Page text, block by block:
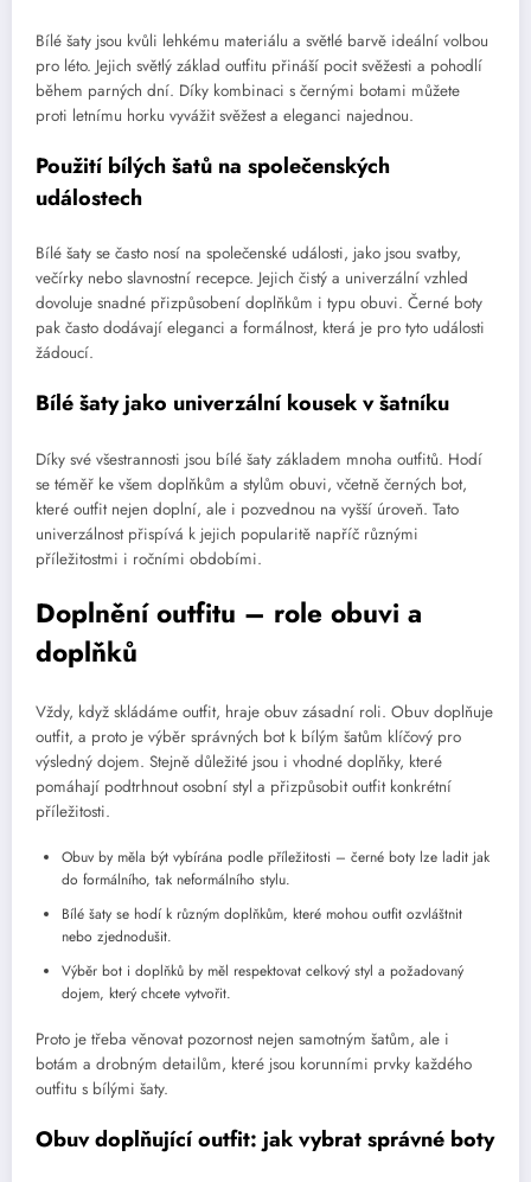
Bílé šaty jsou kvůli lehkému materiálu a světlé barvě ideální volbou
pro léto. Jejich světlý základ outfitu přináší pocit svěžesti a pohodlí
během parných dní. Díky kombinaci s černými botami můžete
proti letnímu horku vyvážit svěžest a eleganci najednou.
Použití bílých šatů na společenských
událostech
Bílé šaty se často nosí na společenské události, jako jsou svatby,
večírky nebo slavnostní recepce. Jejich čistý a univerzální vzhled
dovoluje snadné přizpůsobení doplňkům i typu obuvi. Černé boty
pak často dodávají eleganci a formálnost, která je pro tyto události
žádoucí.
Bílé šaty jako univerzální kousek v šatníku
Díky své všestrannosti jsou bílé šaty základem mnoha outfitů. Hodí
se téměř ke všem doplňkům a stylům obuvi, včetně černých bot,
které outfit nejen doplní, ale i pozvednou na vyšší úroveň. Tato
univerzálnost přispívá k jejich popularitě napříč různými
příležitostmi i ročními obdobími.
Doplnění outfitu – role obuvi a
doplňků
Vždy, když skládáme outfit, hraje obuv zásadní roli. Obuv doplňuje
outfit, a proto je výběr správných bot k bílým šatům klíčový pro
výsledný dojem. Stejně důležité jsou i vhodné doplňky, které
pomáhají podtrhnout osobní styl a přizpůsobit outfit konkrétní
příležitosti.
Obuv by měla být vybírána podle příležitosti – černé boty lze ladit jak
do formálního, tak neformálního stylu.
Bílé šaty se hodí k různým doplňkům, které mohou outfit ozvláštnit
nebo zjednodušit.
Výběr bot i doplňků by měl respektovat celkový styl a požadovaný
dojem, který chcete vytvořit.
Proto je třeba věnovat pozornost nejen samotným šatům, ale i
botám a drobným detailům, které jsou korunními prvky každého
outfitu s bílými šaty.
Obuv doplňující outfit: jak vybrat správné boty